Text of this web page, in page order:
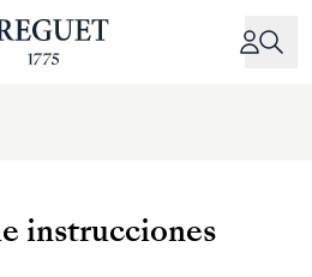
instrucciones